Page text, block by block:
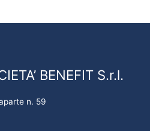
BENEFIT S.r.l.
n. 59